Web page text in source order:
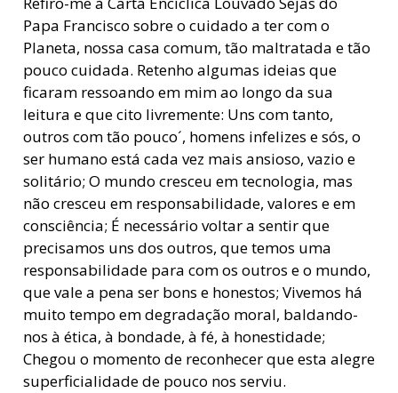
Papa Francisco sobre o cuidado a ter com o
Planeta, nossa casa comum, tão maltratada e tão
pouco cuidada. Retenho algumas ideias que
ficaram ressoando em mim ao longo da sua
leitura e que cito livremente: Uns com tanto,
outros com tão pouco´, homens infelizes e sós, o
ser humano está cada vez mais ansioso, vazio e
solitário; O mundo cresceu em tecnologia, mas
não cresceu em responsabilidade, valores e em
consciência; É necessário voltar a sentir que
precisamos uns dos outros, que temos uma
responsabilidade para com os outros e o mundo,
que vale a pena ser bons e honestos; Vivemos há
muito tempo em degradação moral, baldando-
nos à ética, à bondade, à fé, à honestidade;
Chegou o momento de reconhecer que esta alegre
superficialidade de pouco nos serviu.